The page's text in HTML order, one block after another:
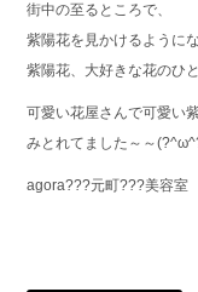
街中の至るところで、
紫陽花を見かけるように
紫陽花、大好きな花のひ
可愛い花屋さんで可愛い
みとれてました～～
agora???元町???美容室